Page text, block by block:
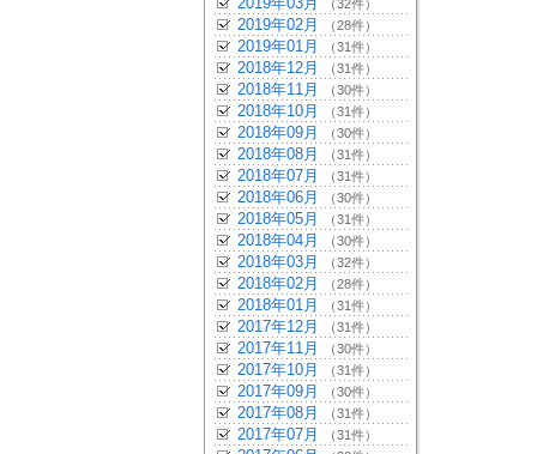
（32件）
2019年02月 （28件）
2019年01月 （31件）
2018年12月 （31件）
2018年11月 （30件）
2018年10月 （31件）
2018年09月 （30件）
2018年08月 （31件）
2018年07月 （31件）
2018年06月 （30件）
2018年05月 （31件）
2018年04月 （30件）
2018年03月 （32件）
2018年02月 （28件）
2018年01月 （31件）
2017年12月 （31件）
2017年11月 （30件）
2017年10月 （31件）
2017年09月 （30件）
2017年08月 （31件）
2017年07月 （31件）